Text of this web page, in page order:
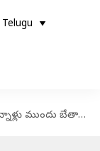
Telugu
వ్యాలీలో ఉగ్రవాదుల సంచారంపై అనుమానాలు..?